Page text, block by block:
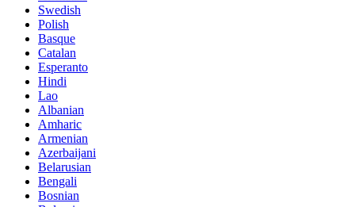
Swedish
Polish
Basque
Catalan
Esperanto
Hindi
Lao
Albanian
Amharic
Armenian
Azerbaijani
Belarusian
Bengali
Bosnian